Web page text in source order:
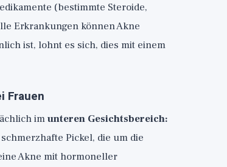
(bestimmte Steroide,
Erkrankungen können Akne
ist, lohnt es sich, dies mit einem
Frauen
imunteren Gesichtsbereich:
Pickel, die um die
Akne mit hormoneller